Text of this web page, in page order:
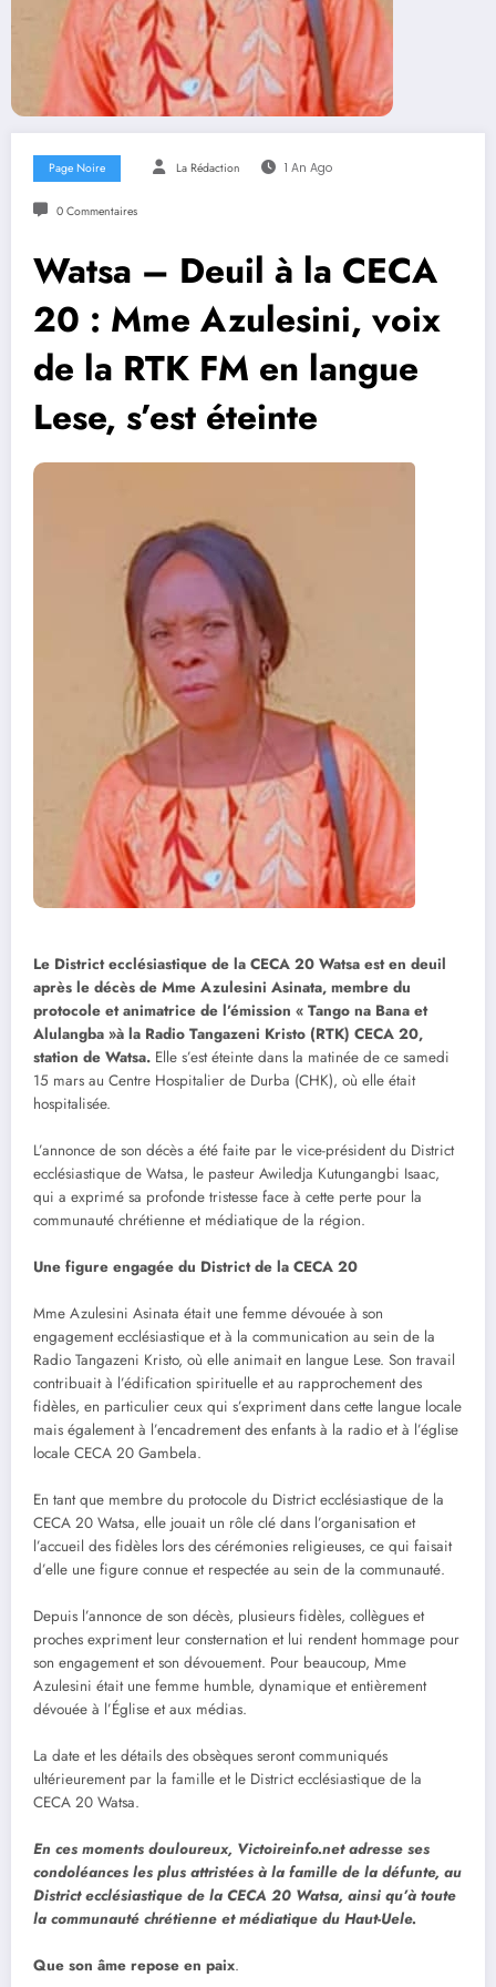
Page Noire La Rédaction 1 An Ago
0 Commentaires
Watsa – Deuil à la CECA
20 : Mme Azulesini, voix
de la RTK FM en langue
Lese, s’est éteinte
Le District ecclésiastique de la CECA 20 Watsa est en deuil
après le décès de Mme Azulesini Asinata, membre du
protocole et animatrice de l’émission « Tango na Bana et
Alulangba »à la Radio Tangazeni Kristo (RTK) CECA 20,
station de Watsa. Elle s’est éteinte dans la matinée de ce samedi
15 mars au Centre Hospitalier de Durba (CHK), où elle était
hospitalisée.
L’annonce de son décès a été faite par le vice-président du District
ecclésiastique de Watsa, le pasteur Awiledja Kutungangbi Isaac,
qui a exprimé sa profonde tristesse face à cette perte pour la
communauté chrétienne et médiatique de la région.
Une figure engagée du District de la CECA 20
Mme Azulesini Asinata était une femme dévouée à son
engagement ecclésiastique et à la communication au sein de la
Radio Tangazeni Kristo, où elle animait en langue Lese. Son travail
contribuait à l’édification spirituelle et au rapprochement des
fidèles, en particulier ceux qui s’expriment dans cette langue locale
mais également à l’encadrement des enfants à la radio et à l’église
locale CECA 20 Gambela.
En tant que membre du protocole du District ecclésiastique de la
CECA 20 Watsa, elle jouait un rôle clé dans l’organisation et
l’accueil des fidèles lors des cérémonies religieuses, ce qui faisait
d’elle une figure connue et respectée au sein de la communauté.
Depuis l’annonce de son décès, plusieurs fidèles, collègues et
proches expriment leur consternation et lui rendent hommage pour
son engagement et son dévouement. Pour beaucoup, Mme
Azulesini était une femme humble, dynamique et entièrement
dévouée à l’Église et aux médias.
La date et les détails des obsèques seront communiqués
ultérieurement par la famille et le District ecclésiastique de la
CECA 20 Watsa.
En ces moments douloureux, Victoireinfo.net adresse ses
condoléances les plus attristées à la famille de la défunte, au
District ecclésiastique de la CECA 20 Watsa, ainsi qu’à toute
la communauté chrétienne et médiatique du Haut-Uele.
Que son âme repose en paix.